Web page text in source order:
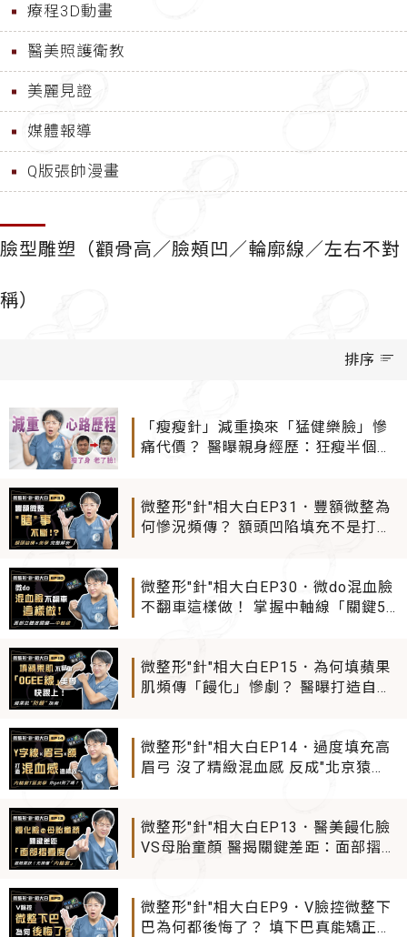
療程3D動畫
醫美照護衛教
美麗見證
媒體報導
Q版張帥漫畫
臉型雕塑（顴骨高／臉頰凹／輪廓線／左右不對
稱）
排序
「瘦瘦針」減重換來「猛健樂臉」慘
痛代價？ 醫曝親身經歷：狂瘦半個自
微整形"針"相大白EP31．豐額微整為
何慘況頻傳？ 額頭凹陷填充不是打滿
微整形"針"相大白EP30．微do混血臉
不翻車這樣做！ 掌握中軸線「關鍵5
微整形"針"相大白EP15．為何填蘋果
肌頻傳「饅化」慘劇？ 醫曝打造自然
微整形"針"相大白EP14．過度填充高
眉弓 沒了精緻混血感 反成"北京猿
微整形"針"相大白EP13．醫美饅化臉
VS母胎童顏 醫揭關鍵差距：面部摺疊
微整形"針"相大白EP9．V臉控微整下
巴為何都後悔了？ 填下巴真能矯正嘴